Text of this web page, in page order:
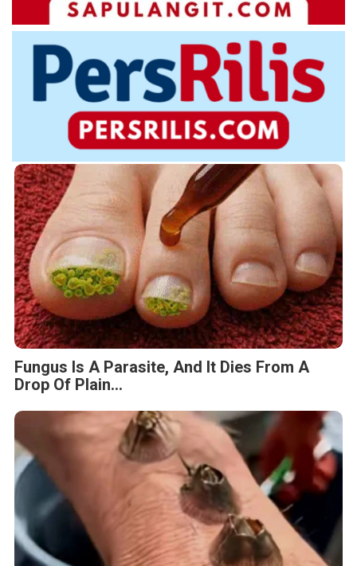
Fungus Is A Parasite, And It Dies From A
Drop Of Plain...